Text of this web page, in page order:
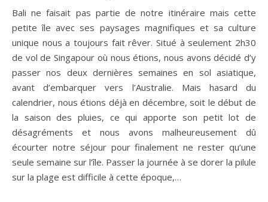
Bali ne faisait pas partie de notre itinéraire mais cette
petite île avec ses paysages magnifiques et sa culture
unique nous a toujours fait rêver. Situé à seulement 2h30
de vol de Singapour où nous étions, nous avons décidé d’y
passer nos deux dernières semaines en sol asiatique,
avant d’embarquer vers l’Australie. Mais hasard du
calendrier, nous étions déjà en décembre, soit le début de
la saison des pluies, ce qui apporte son petit lot de
désagréments et nous avons malheureusement dû
écourter notre séjour pour finalement ne rester qu’une
seule semaine sur l’île. Passer la journée à se dorer la pilule
sur la plage est difficile à cette époque,…